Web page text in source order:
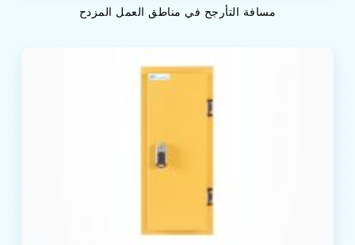
مسافة التأرجح في مناطق العمل المزدح